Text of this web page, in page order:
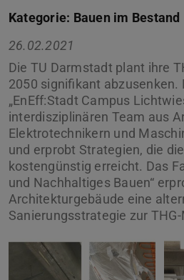
Kategorie: Bauen im Bestand
26.02.2021
Die TU Darmstadt plant ihre
2050 signifikant abzusenken.
„EnEff:Stadt Campus
interdisziplinären Team aus
Elektrotechnikern und
und erprobt Strategien, die
kostengünstig erreicht. Das
und Nachhaltiges Bauen“
Architekturgebäude eine
Sanierungsstrategie zur